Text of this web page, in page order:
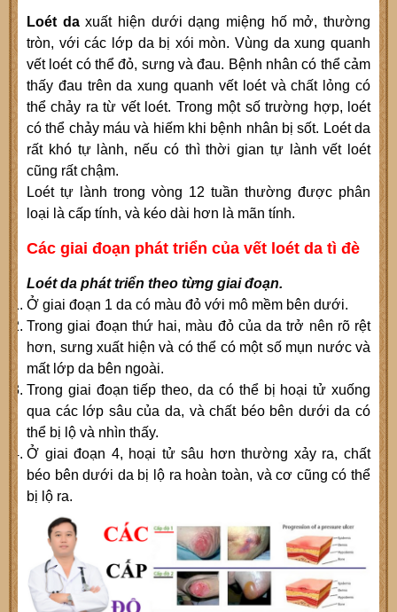
Loét daxuất hiện dưới dạng miệng hố mở, thường
tròn, với các lớp da bị xói mòn. Vùng da xung quanh
vết loét có thể đỏ, sưng và đau. Bệnh nhân có thể cảm
thấy đau trên da xung quanh vết loét và chất lỏng có
thể chảy ra từ vết loét. Trong một số trường hợp, loét
có thể chảy máu và hiếm khi bệnh nhân bị sốt. Loét da
rất khó tự lành, nếu có thì thời gian tự lành vết loét
cũng rất chậm.
Loét tự lành trong vòng 12 tuần thường được phân
loại là cấp tính, và kéo dài hơn là mãn tính.
Các giai đoạn phát triển của vết loét da tì đè
Loét da phát triển theo từng giai đoạn.
Ở giai đoạn 1 da có màu đỏ với mô mềm bên dưới.
Trong giai đoạn thứ hai, màu đỏ của da trở nên rõ rệt
hơn, sưng xuất hiện và có thể có một số mụn nước và
mất lớp da bên ngoài.
Trong giai đoạn tiếp theo, da có thể bị hoại tử xuống
qua các lớp sâu của da, và chất béo bên dưới da có
thể bị lộ và nhìn thấy.
Ở giai đoạn 4, hoại tử sâu hơn thường xảy ra, chất
béo bên dưới da bị lộ ra hoàn toàn, và cơ cũng có thể
bị lộ ra.